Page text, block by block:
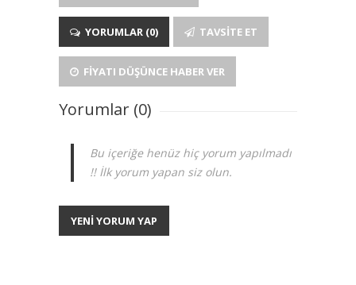
YORUMLAR (0) TAVSITE ET
FIYATI DÜŞÜNCE HABER VER
Yorumlar (0)
Bu içeriğe henüz hiç yorum yapılmadı
!! İlk yorum yapan siz olun.
YENİ YORUM YAP